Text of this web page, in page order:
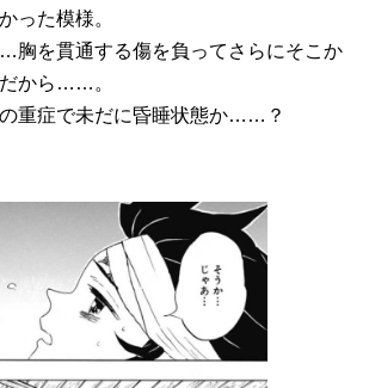
った模様。
胸を貫通する傷を負ってさらにそこか
から……。
重症で未だに昏睡状態か……？